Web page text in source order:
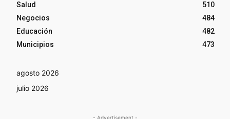
Salud
510
Negocios
484
Educación
482
Municipios
473
agosto 2026
julio 2026
- Advertisement -